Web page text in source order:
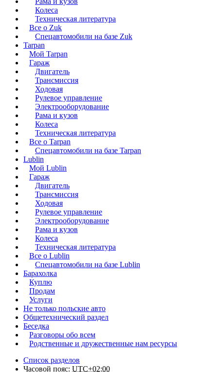
Колеса
Техническая литература
Все о Zuk
Спецавтомобили на базе Zuk
Tarpan
Мой Tarpan
Гараж
Двигатель
Трансмиссия
Ходовая
Рулевое управление
Электрооборудование
Рама и кузов
Колеса
Техническая литература
Все о Tarpan
Спецавтомобили на базе Tarpan
Lublin
Мой Lublin
Гараж
Двигатель
Трансмиссия
Ходовая
Рулевое управление
Электрооборудование
Рама и кузов
Колеса
Техническая литература
Все о Lublin
Спецавтомобили на базе Lublin
Барахолка
Куплю
Продам
Услуги
Не только польские авто
Общетехнический раздел
Беседка
Разговоры обо всем
Родственные и дружественные нам ресурсы
Список разделов
Часовой пояс: UTC+02:00